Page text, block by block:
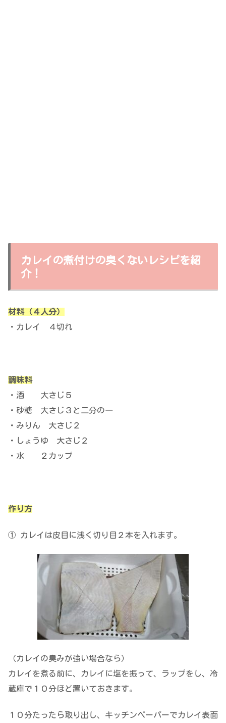
カレイの煮付けの臭くないレシピを紹
介！
材料（４人分）
・カレイ ４切れ
調味料
・酒 大さじ５
・砂糖 大さじ３と二分の一
・みりん 大さじ２
・しょうゆ 大さじ２
・水 ２カップ
作り方
① カレイは皮目に浅く切り目２本を入れます。
（カレイの臭みが強い場合なら）
カレイを煮る前に、カレイに塩を振って、ラップをし、冷
蔵庫で１０分ほど置いておきます。
１０分たったら取り出し、キッチンペーパーでカレイ表面